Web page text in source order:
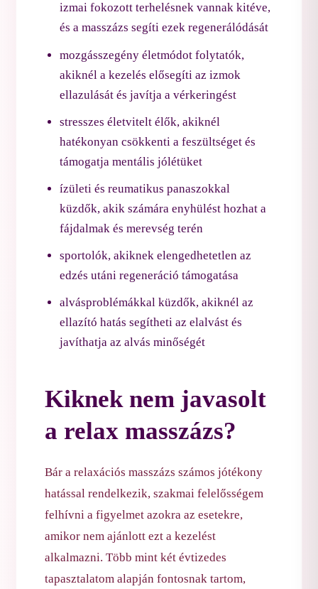
izmai fokozott terhelésnek vannak kitéve,
és a masszázs segíti ezek regenerálódását
mozgásszegény életmódot folytatók,
akiknél a kezelés elősegíti az izmok
ellazulását és javítja a vérkeringést
stresszes életvitelt élők, akiknél
hatékonyan csökkenti a feszültséget és
támogatja mentális jólétüket
ízületi és reumatikus panaszokkal
küzdők, akik számára enyhülést hozhat a
fájdalmak és merevség terén
sportolók, akiknek elengedhetetlen az
edzés utáni regeneráció támogatása
alvásproblémákkal küzdők, akiknél az
ellazító hatás segítheti az elalvást és
javíthatja az alvás minőségét
Kiknek nem javasolt
a relax masszázs?
Bár a relaxációs masszázs számos jótékony
hatással rendelkezik, szakmai felelősségem
felhívni a figyelmet azokra az esetekre,
amikor nem ajánlott ezt a kezelést
alkalmazni. Több mint két évtizedes
tapasztalatom alapján fontosnak tartom,